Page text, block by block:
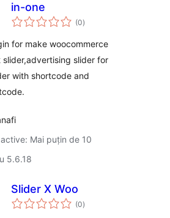
in-one
(0total
aprecieri
)
for make woocommerce
slider,advertising slider for
with shortcode and
Mai puțin de 10
5.6.18
Slider X Woo
(0total
aprecieri
)